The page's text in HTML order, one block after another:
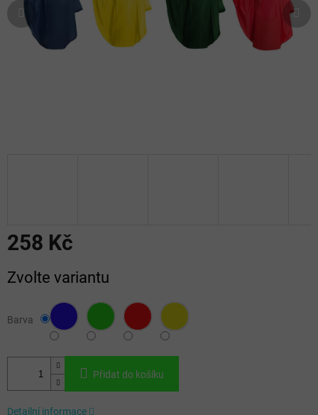
258 Kč
cena:
Zvolte variantu
Barva
Přidat do košíku
Detailní informace